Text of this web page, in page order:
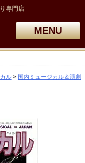
専門店
MENU
ル
国内ミュージカル＆演劇